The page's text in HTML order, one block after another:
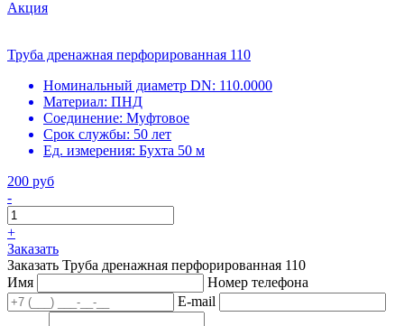
Акция
Труба дренажная перфорированная 110
Номинальный диаметр DN: 110.0000
Материал: ПНД
Соединение: Муфтовое
Срок службы: 50 лет
Ед. измерения: Бухта 50 м
200 руб
-
+
Заказать
Заказать Труба дренажная перфорированная 110
Имя
Номер телефона
E-mail